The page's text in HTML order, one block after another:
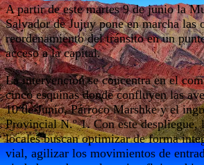
A partir de este martes 9 de junio la
Salvador de Jujuy pone en marcha las
reordenamiento del tránsito en un
acceso a la capital.
La intervención se concentra en el
cinco esquinas donde confluyen las
10 de Junio, Párroco Marshke y el
Provincial N.º 1. Con este despliegue,
locales buscan optimizar de forma
vial, agilizar los movimientos de